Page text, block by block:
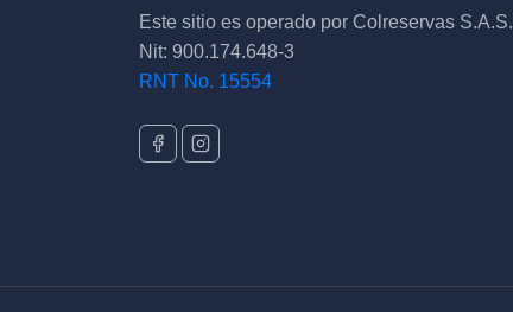
Este sitio es operado por Colreservas S.A.S.
Nit: 900.174.648-3
RNT No. 15554